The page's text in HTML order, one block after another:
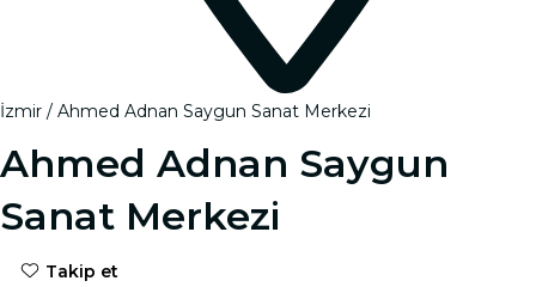
İzmir Ahmed Adnan Saygun Sanat Merkezi
Ahmed Adnan Saygun
Sanat Merkezi
Takip et